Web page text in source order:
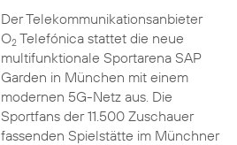
Der Telekommunikationsanbieter
O2Telefónica stattet die neue
multifunktionale Sportarena SAP
Garden in München mit einem
modernen 5G-Netz aus. Die
Sportfans der 11.500 Zuschauer
fassenden Spielstätte im Münchner